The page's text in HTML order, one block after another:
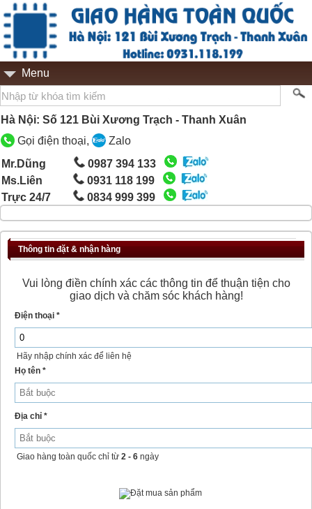
Menu
Hà Nội: Số 121 Bùi Xương Trạch - Thanh Xuân
Gọi điện thoại,
Zalo
Mr.Dũng
0987 394 133
Ms.Liên
0931 118 199
Trực 24/7
0834 999 399
Thông tin đặt & nhận hàng
Vui lòng điền chính xác các thông tin để thuận tiện cho
giao dịch và chăm sóc khách hàng!
Điện thoại *
Hãy nhập chính xác để liên hệ
Họ tên *
Địa chỉ *
Giao hàng toàn quốc chỉ từ 2 - 6 ngày